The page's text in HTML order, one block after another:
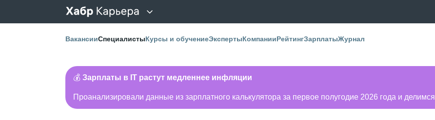
ВакансииСпециалистыКурсы и обучениеЭкспертыКомпанииРейтингЗарплатыЖурнал
💰 Зарплаты в IT растут медленнее инфляции
Проанализировали данные из зарплатного калькулятора за первое полугодие 2026 года и делимся